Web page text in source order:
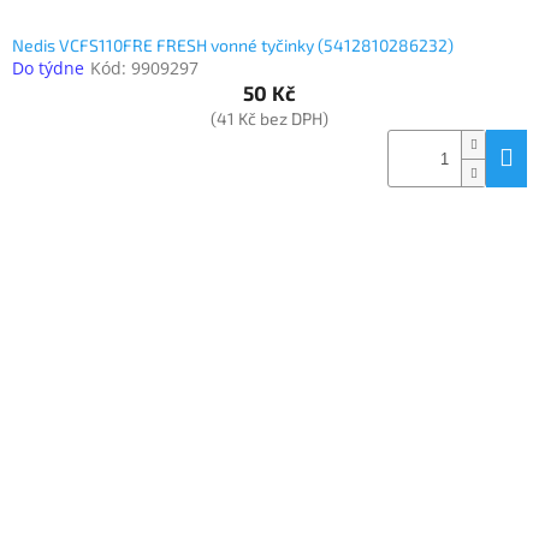
Nedis VCFS110FRE FRESH vonné tyčinky (5412810286232)
Do týdne Kód: 9909297
50 Kč
(41 Kč bez DPH)